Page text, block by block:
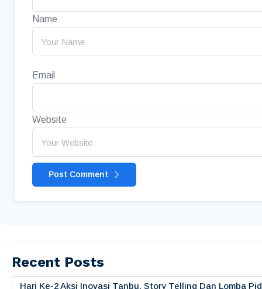
Name
Email
Website
Post Comment
Recent Posts
Hari Ke-2 Aksi Inovasi Tanbu, Story Telling Dan Lomba